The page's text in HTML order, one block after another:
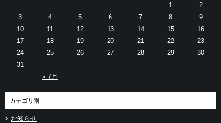
« 7月
1
2
3
4 5 6 7 8
9
10
11 12 13 14 15
16
17
18 19 20 21 22
23
24
25 26 27 28 29
30
31
カテゴリ別
お知らせ